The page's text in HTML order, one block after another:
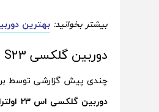
بیشتر بخوانید: بهترین
دوربین گلکسی S23 اولترا
چندی پیش گزارشی توسط
دوربین گلکسی اس 23 اولترا